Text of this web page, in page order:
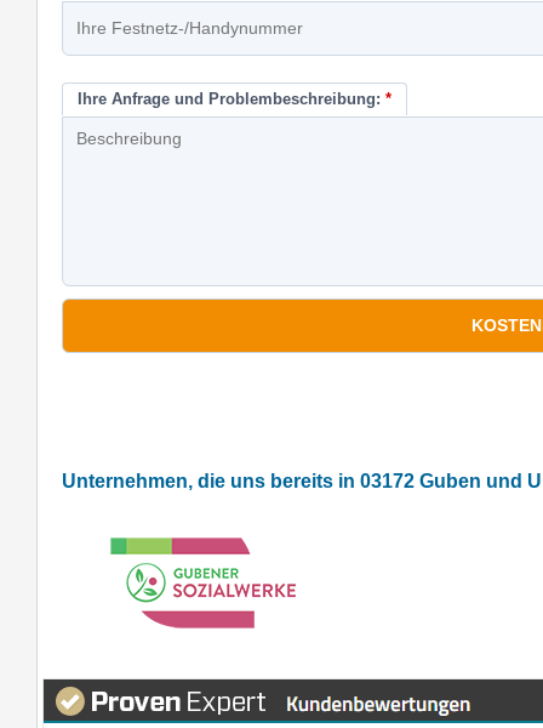
Ihre Anfrage und Problembeschreibung: *
Unternehmen, die uns bereits in 03172 Guben und